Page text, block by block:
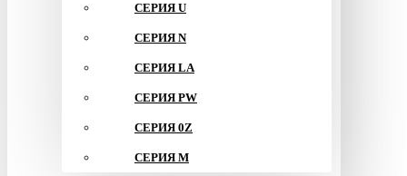
СЕРИЯ U
СЕРИЯ N
СЕРИЯ LA
СЕРИЯ PW
СЕРИЯ 0Z
СЕРИЯ M